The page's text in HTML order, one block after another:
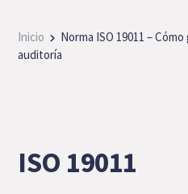
Inicio
Norma ISO 19011 –
auditoría
ISO 19011